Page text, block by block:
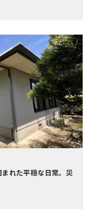
まれた平穏な日常。災